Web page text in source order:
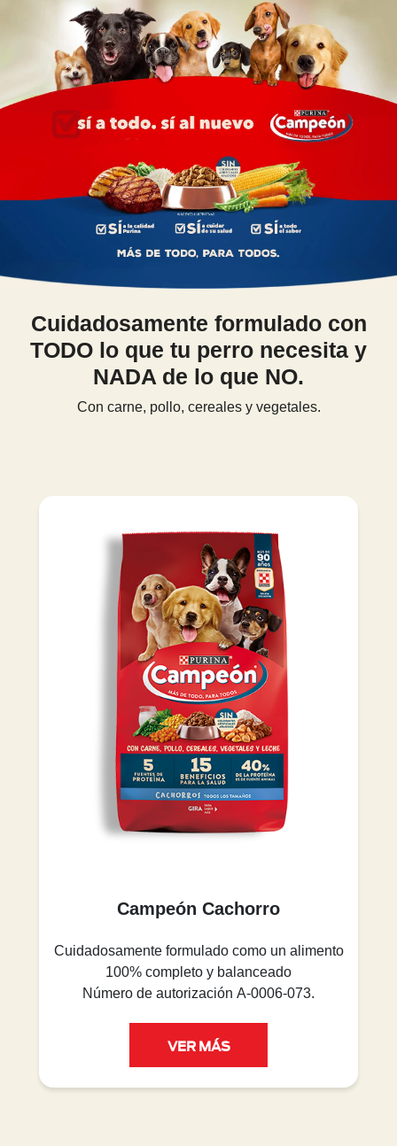
Pasar al contenido principal
Menu Secundario Campeon
Cuidadosamente formulado con
TODO lo que tu perro necesita y
NADA de lo que NO.
Con carne, pollo, cereales y vegetales.
Campeón Cachorro
Cuidadosamente formulado como un alimento
100% completo y balanceado
Número de autorización A-0006-073.
VER MÁS